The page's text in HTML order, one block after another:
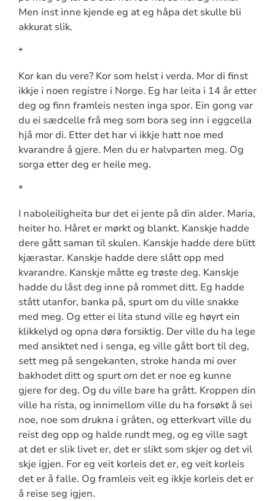
Men inst inne kjende eg at eg håpa det skulle bli
akkurat slik.
*
Kor kan du vere? Kor som helst i verda. Mor di finst
ikkje i noen registre i Norge. Eg har leita i 14 år etter
deg og finn framleis nesten inga spor. Ein gong var
du ei sædcelle frå meg som bora seg inn i eggcella
hjå mor di. Etter det har vi ikkje hatt noe med
kvarandre å gjere. Men du er halvparten meg. Og
sorga etter deg er heile meg.
*
I naboleiligheita bur det ei jente på din alder. Maria,
heiter ho. Håret er mørkt og blankt. Kanskje hadde
dere gått saman til skulen. Kanskje hadde dere blitt
kjærastar. Kanskje hadde dere slått opp med
kvarandre. Kanskje måtte eg trøste deg. Kanskje
hadde du låst deg inne på rommet ditt. Eg hadde
stått utanfor, banka på, spurt om du ville snakke
med meg. Og etter ei lita stund ville eg høyrt ein
klikkelyd og opna døra forsiktig. Der ville du ha lege
med ansiktet ned i senga, eg ville gått bort til deg,
sett meg på sengekanten, stroke handa mi over
bakhodet ditt og spurt om det er noe eg kunne
gjere for deg. Og du ville bare ha grått. Kroppen din
ville ha rista, og innimellom ville du ha forsøkt å sei
noe, noe som drukna i gråten, og etterkvart ville du
reist deg opp og halde rundt meg, og eg ville sagt
at det er slik livet er, det er slikt som skjer og det vil
skje igjen. For eg veit korleis det er, eg veit korleis
det er å falle. Og framleis veit eg ikkje korleis det er
å reise seg igjen.